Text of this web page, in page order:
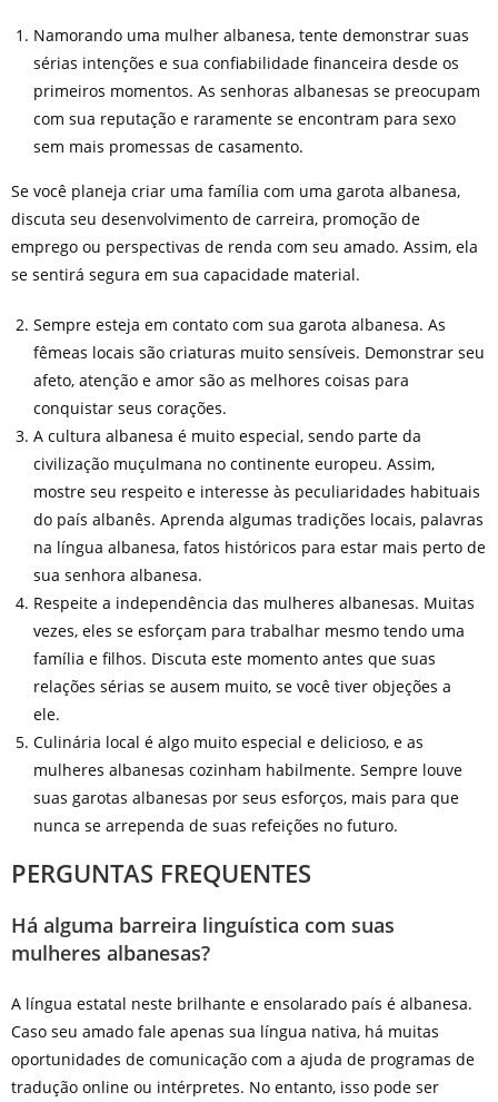
Namorando uma mulher albanesa, tente demonstrar suas
sérias intenções e sua confiabilidade financeira desde os
primeiros momentos. As senhoras albanesas se preocupam
com sua reputação e raramente se encontram para sexo
sem mais promessas de casamento.
Se você planeja criar uma família com uma garota albanesa,
discuta seu desenvolvimento de carreira, promoção de
emprego ou perspectivas de renda com seu amado. Assim, ela
se sentirá segura em sua capacidade material.
Sempre esteja em contato com sua garota albanesa. As
fêmeas locais são criaturas muito sensíveis. Demonstrar seu
afeto, atenção e amor são as melhores coisas para
conquistar seus corações.
A cultura albanesa é muito especial, sendo parte da
civilização muçulmana no continente europeu. Assim,
mostre seu respeito e interesse às peculiaridades habituais
do país albanês. Aprenda algumas tradições locais, palavras
na língua albanesa, fatos históricos para estar mais perto de
sua senhora albanesa.
Respeite a independência das mulheres albanesas. Muitas
vezes, eles se esforçam para trabalhar mesmo tendo uma
família e filhos. Discuta este momento antes que suas
relações sérias se ausem muito, se você tiver objeções a
ele.
Culinária local é algo muito especial e delicioso, e as
mulheres albanesas cozinham habilmente. Sempre louve
suas garotas albanesas por seus esforços, mais para que
nunca se arrependa de suas refeições no futuro.
PERGUNTAS FREQUENTES
Há alguma barreira linguística com suas
mulheres albanesas?
A língua estatal neste brilhante e ensolarado país é albanesa.
Caso seu amado fale apenas sua língua nativa, há muitas
oportunidades de comunicação com a ajuda de programas de
tradução online ou intérpretes. No entanto, isso pode ser